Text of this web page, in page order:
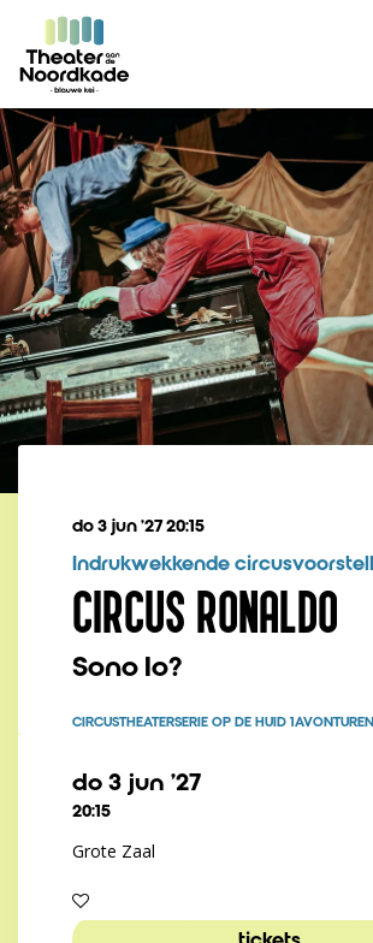
CIRCUS RONALDO
Sono Io?
Indrukwekkende
do 3 jun ’2720:15
CIRCUSTHEATERSERIE OP DE HUID 1
do 3 jun ’27
20:15
Grote Zaal